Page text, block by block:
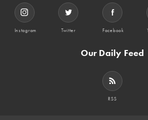
Instagram Twitter Facebook
Our Daily Feed
RSS